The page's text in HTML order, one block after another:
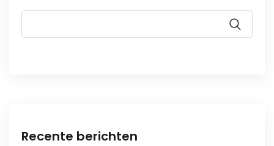
Recente berichten